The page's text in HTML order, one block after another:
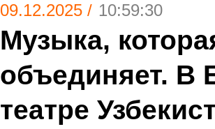
09.12.2025 / 10:59:30
Музыка,
объединяет. В
театре